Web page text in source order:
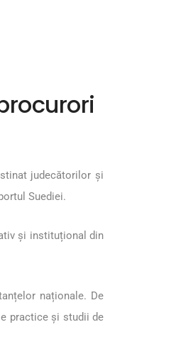
judecătorilor și
Suediei.
și instituțional din
naționale. De
practice și studii de